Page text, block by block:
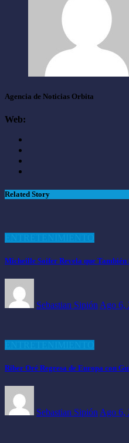
Agencia de Noticias Orbita
Web:
Related Story
Micheille Soifer Revela que
Sebastian Sipión Ago 6,
Riber Oré Regresa de Europa con
Sebastian Sipión Ago 6,